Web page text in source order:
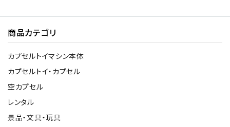
商品カテゴリ
カプセルトイマシン本体
カプセルトイ・カプセル
空カプセル
レンタル
景品・文具・玩具